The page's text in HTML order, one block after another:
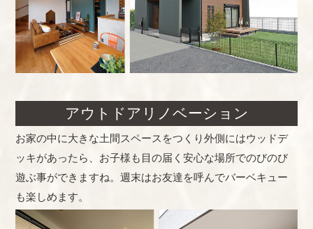
アウトドアリノベーション
お家の中に大きな土間スペースをつくり外側にはウッドデ
ッキがあったら、お子様も目の届く安心な場所でのびのび
遊ぶ事ができますね。週末はお友達を呼んでバーベキュー
も楽しめます。